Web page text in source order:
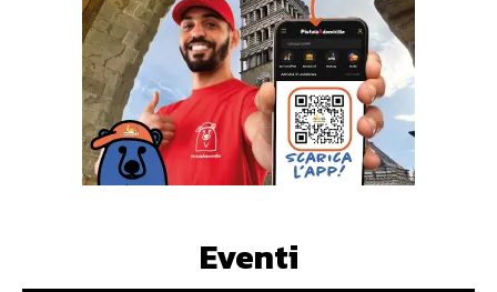
Eventi